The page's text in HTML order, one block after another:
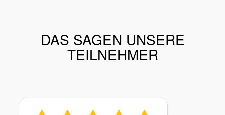
DAS SAGEN UNSERE
TEILNEHMER